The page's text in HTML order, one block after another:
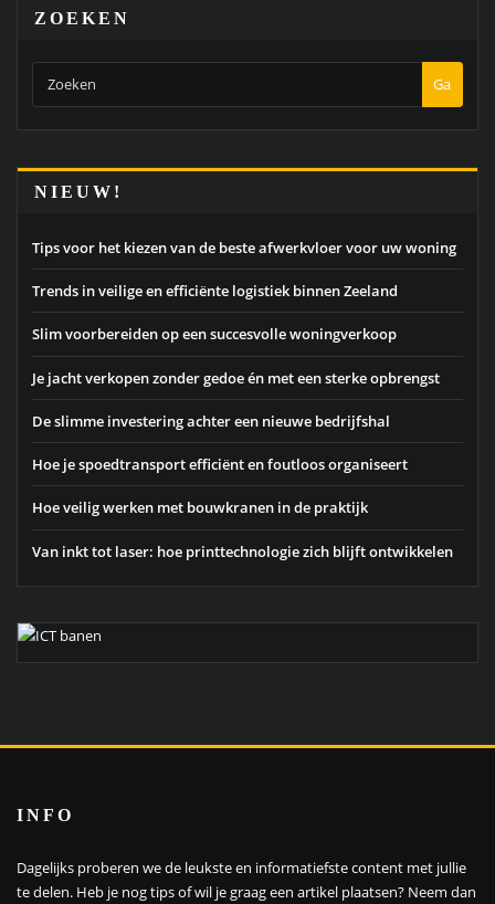
ZOEKEN
Ga
NIEUW!
Tips voor het kiezen van de beste afwerkvloer voor uw woning
Trends in veilige en efficiënte logistiek binnen Zeeland
Slim voorbereiden op een succesvolle woningverkoop
Je jacht verkopen zonder gedoe én met een sterke opbrengst
De slimme investering achter een nieuwe bedrijfshal
Hoe je spoedtransport efficiënt en foutloos organiseert
Hoe veilig werken met bouwkranen in de praktijk
Van inkt tot laser: hoe printtechnologie zich blijft ontwikkelen
INFO
Dagelijks proberen we de leukste en informatiefste content met jullie
te delen. Heb je nog tips of wil je graag een artikel plaatsen? Neem dan